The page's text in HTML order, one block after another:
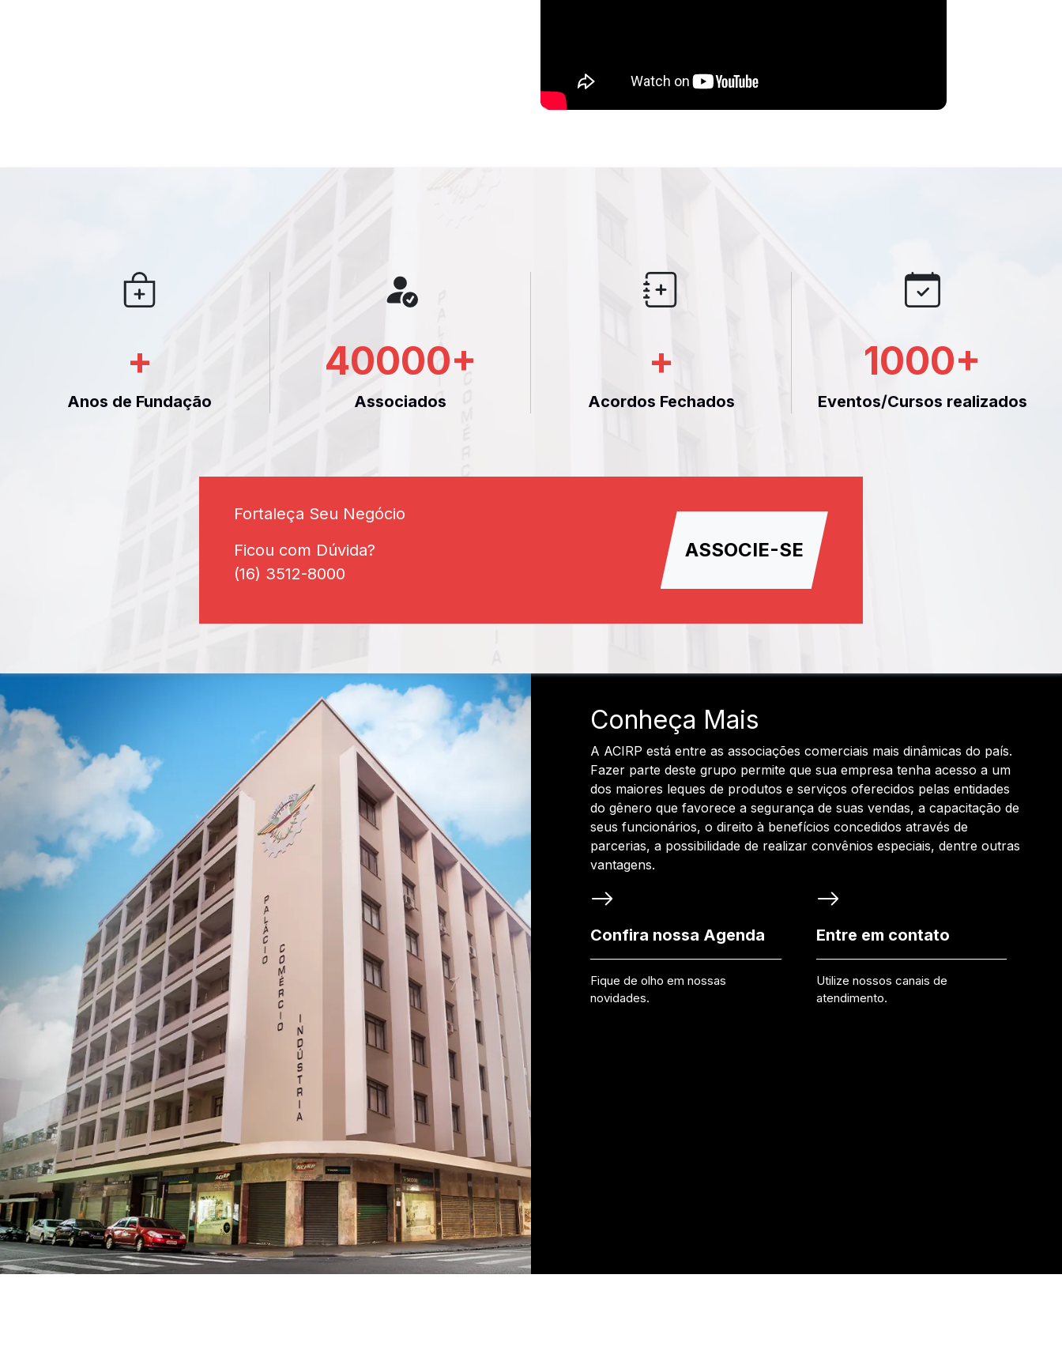
+
Anos de Fundação
40000+
Associados
+
Acordos Fechados
1000+
Eventos/Cursos realizados
Fortaleça Seu Negócio
Ficou com Dúvida?
(16) 3512-8000
ASSOCIE-SE
Conheça Mais
A ACIRP está entre as associações comerciais mais dinâmicas do país.
Fazer parte deste grupo permite que sua empresa tenha acesso a um
dos maiores leques de produtos e serviços oferecidos pelas entidades
do gênero que favorece a segurança de suas vendas, a capacitação de
seus funcionários, o direito à benefícios concedidos através de
parcerias, a possibilidade de realizar convênios especiais, dentre outras
vantagens.
Confira nossa Agenda
Fique de olho em nossas
novidades.
Entre em contato
Utilize nossos canais de
atendimento.